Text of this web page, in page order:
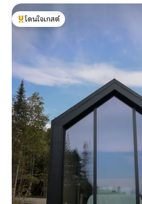
โดนใจเกสต์ที่สุด
โดนใจเกสต์